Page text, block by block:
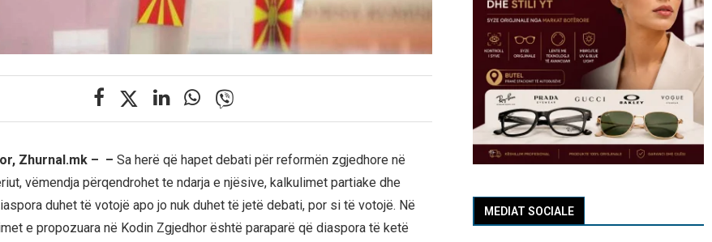
Zhurnal.mk – – Sa herë që hapet debati për reformën zgjedhore në
vëmendja përqendrohet te ndarja e njësive, kalkulimet partiake dhe
duhet të votojë apo jo nuk duhet të jetë debati, por si të votojë. Në
e propozuara në Kodin Zgjedhor është paraparë që diaspora të ketë
MEDIAT SOCIALE